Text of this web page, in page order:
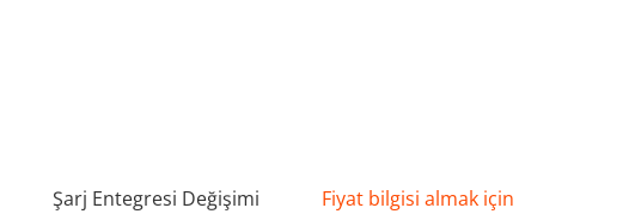
Şarj Entegresi Değişimi
Fiyat bilgisi almak için